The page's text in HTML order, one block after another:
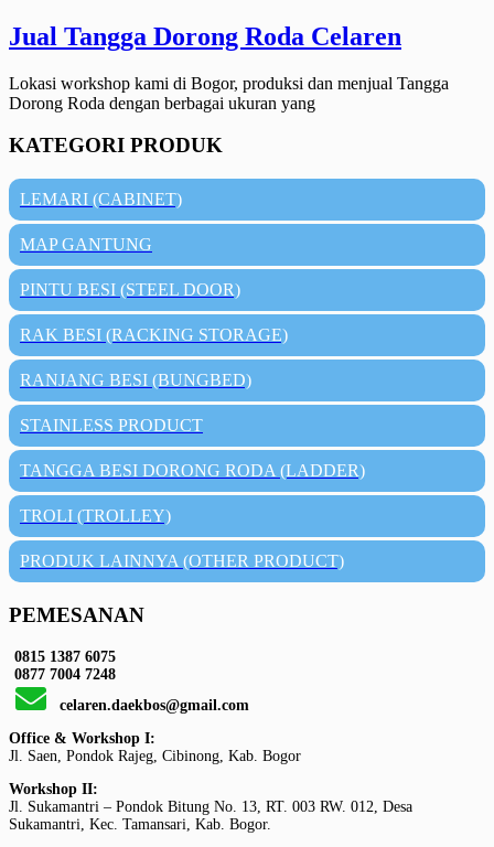
Jual Tangga Dorong Roda Celaren
Lokasi workshop kami di Bogor, produksi dan menjual Tangga
Dorong Roda dengan berbagai ukuran yang
KATEGORI PRODUK
LEMARI (CABINET)
MAP GANTUNG
PINTU BESI (STEEL DOOR)
RAK BESI (RACKING STORAGE)
RANJANG BESI (BUNGBED)
STAINLESS PRODUCT
TANGGA BESI DORONG RODA (LADDER)
TROLI (TROLLEY)
PRODUK LAINNYA (OTHER PRODUCT)
PEMESANAN
0815 1387 6075
0877 7004 7248
celaren.daekbos@gmail.com
Office & Workshop I:
Jl. Saen, Pondok Rajeg, Cibinong, Kab. Bogor
Workshop II:
Jl. Sukamantri – Pondok Bitung No. 13, RT. 003 RW. 012, Desa
Sukamantri, Kec. Tamansari, Kab. Bogor.